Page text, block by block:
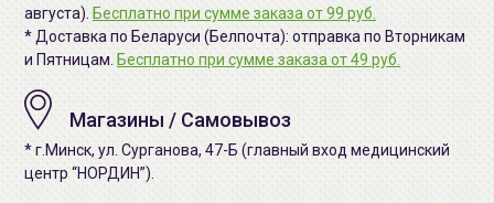
августа). Бесплатно при сумме заказа от 99 руб.
* Доставка по Беларуси (Белпочта): отправка по Вторникам
и Пятницам. Бесплатно при сумме заказа от 49 руб.
Магазины / Самовывоз
* г.Минск, ул. Сурганова, 47-Б (главный вход медицинский
центр “НОРДИН”).